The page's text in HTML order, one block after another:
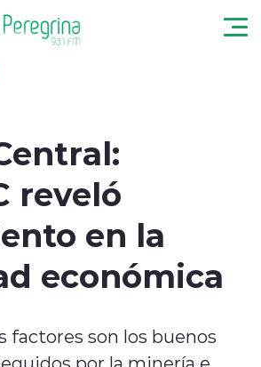
reveló
en la
económica
factores son los buenos
por la minería e